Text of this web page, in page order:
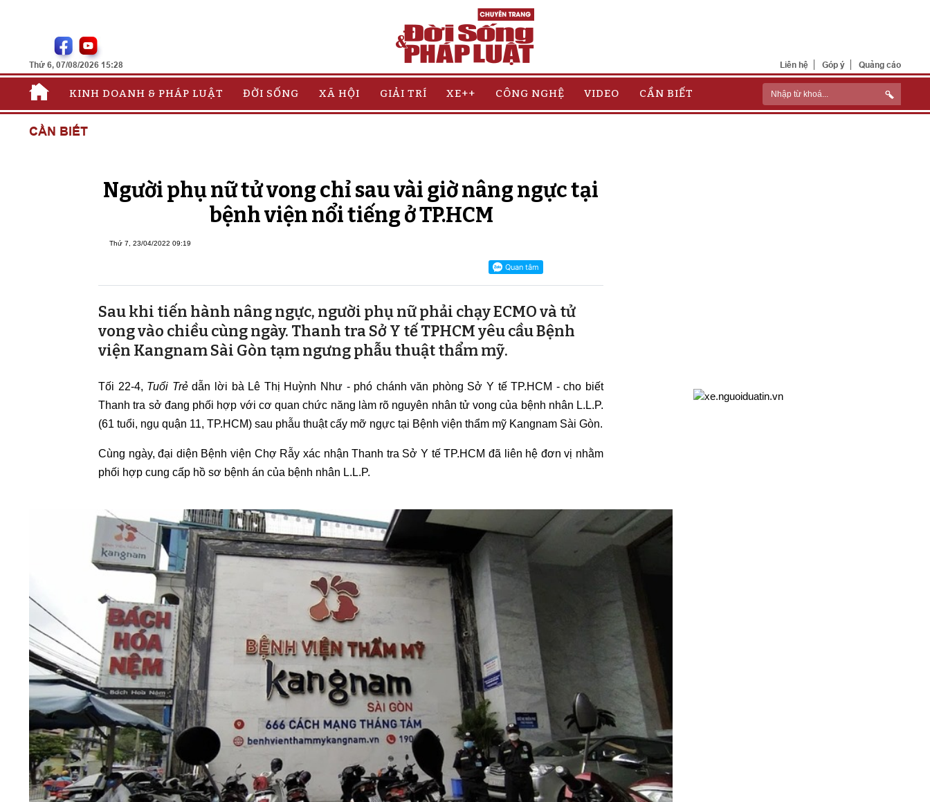
Thứ 6, 07/08/2026 15:28 Liên hệ Góp ý Quảng cáo
KINH DOANH & PHÁP LUẬT ĐỜI SỐNG XÃ HỘI GIẢI TRÍ XE++ CÔNG NGHỆ VIDEO CẦN BIẾT
CẦN BIẾT
Người phụ nữ tử vong chỉ sau vài giờ nâng ngực tại
bệnh viện nổi tiếng ở TP.HCM
Thứ 7, 23/04/2022 09:19
Sau khi tiến hành nâng ngực, người phụ nữ phải chạy ECMO và tử
vong vào chiều cùng ngày. Thanh tra Sở Y tế TPHCM yêu cầu Bệnh
viện Kangnam Sài Gòn tạm ngưng phẫu thuật thẩm mỹ.
Tối 22-4, Tuổi Trẻdẫn lời bà Lê Thị Huỳnh Như - phó chánh văn phòng Sở Y tế TP.HCM - cho biết
Thanh tra sở đang phối hợp với cơ quan chức năng làm rõ nguyên nhân tử vong của bệnh nhân L.L.P.
(61 tuổi, ngụ quận 11, TP.HCM) sau phẫu thuật cấy mỡ ngực tại Bệnh viện thẩm mỹ Kangnam Sài Gòn.
Cùng ngày, đại diện Bệnh viện Chợ Rẫy xác nhận Thanh tra Sở Y tế TP.HCM đã liên hệ đơn vị nhằm
phối hợp cung cấp hồ sơ bệnh án của bệnh nhân L.L.P.